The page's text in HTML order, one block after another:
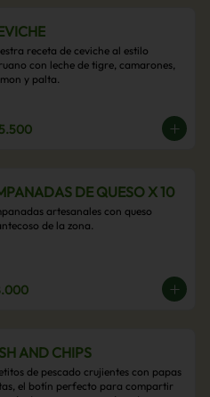
receta de ceviche al estilo
con leche de tigre, camarones,
y palta.
DE QUESO X 10
artesanales con queso
de la zona.
AND CHIPS
de pescado crujientes con papas
el botín perfecto para compartir